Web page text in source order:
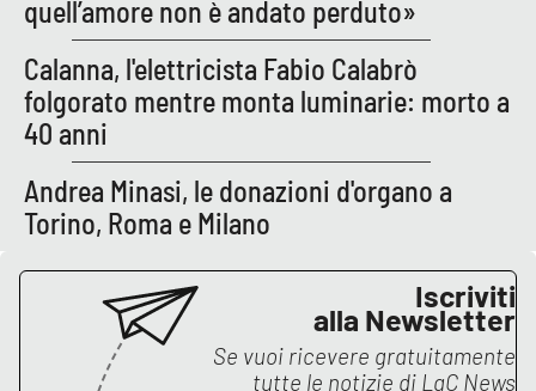
Venti di comunicazione
STREAMING
LaC TV
LaC OnAir
quell’amore non è andato perduto»
Calanna, l'elettricista Fabio Calabrò
folgorato mentre monta luminarie: morto a
40 anni
Andrea Minasi, le donazioni d'organo a
Torino, Roma e Milano
Iscriviti
alla Newsletter
Se vuoi ricevere gratuitamente
tutte le notizie di LaC News